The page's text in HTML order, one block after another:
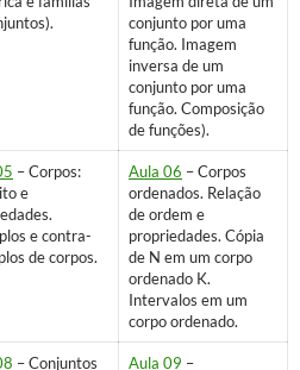
conjunto por uma
função. Imagem
inversa de um
conjunto por uma
função. Composição
de funções).
– Corpos:
e
e contra-
de corpos.
Aula 06 – Corpos
ordenados. Relação
de ordem e
propriedades. Cópia
de N em um corpo
ordenado K.
Intervalos em um
corpo ordenado.
– Conjuntos
Aula 09 –